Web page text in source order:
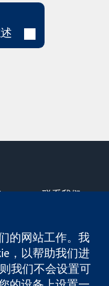
联系我们
关于我们
工作机会
Cochrane
Library
的网站工作。我
，以帮助我们进
我们不会设置可